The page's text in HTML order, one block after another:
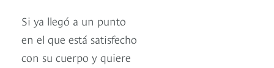
Si ya llegó a un punto
en el que está satisfecho
con su cuerpo y quiere